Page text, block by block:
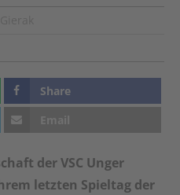
Share
Email
der VSC Unger
letzten Spieltag der